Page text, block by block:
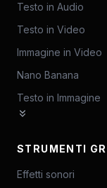
Testo in Audio
Testo in Video
Immagine in Video
Nano Banana
Testo in Immagine
STRUMENTI
Effetti sonori